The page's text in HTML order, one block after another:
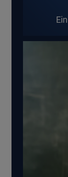
E